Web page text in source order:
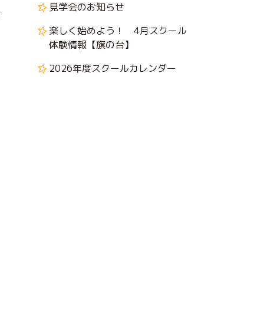
見学会のお知らせ
楽しく始めよう！ 4月スクール
体験情報【旗の台】
2026年度スクールカレンダー